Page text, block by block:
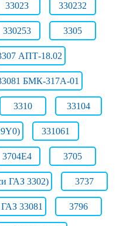
33023 330232
330253 3305
АПТ-18.02
БМК-317А-01
3310 33104
331061
3704Е4 3705
ГАЗ 3302) 3737
33081 3796